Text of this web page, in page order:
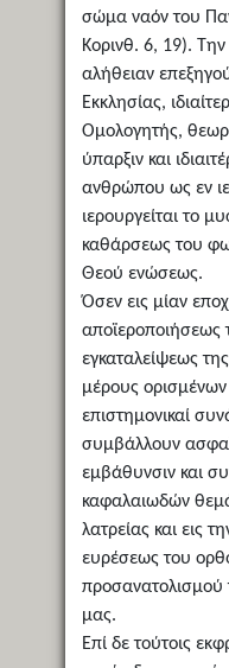
σώμα ναόν του
Κορινθ. 6, 19).
αλήθειαν
Εκκλησίας,
Ομολογητής,
ύπαρξιν και
ανθρώπου ως εν
ιερουργείται το
καθάρσεως του
Θεού ενώσεως.
Όσεν εις μίαν
αποϊεροποιήσεως
εγκαταλείψεως
μέρους
επιστημονικαί
συμβάλλουν
εμβάθυνσιν και
καφαλαιωδών
λατρείας και εις
ευρέσεως του
μας.
Επί δε τούτοις